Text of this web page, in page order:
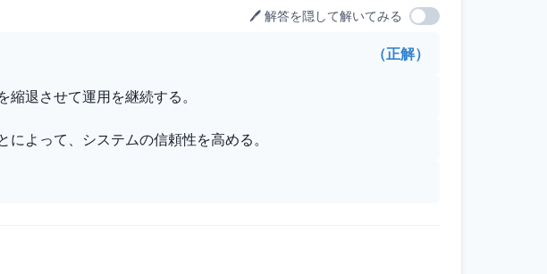
🖊️ 解答を隠して解いてみる
（正解）
退させて運用を継続する。
よって、システムの信頼性を高める。